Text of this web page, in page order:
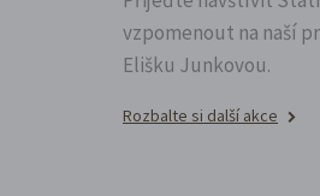
vzpomenout na naší
Elišku Junkovou.
Rozbalte si další akce